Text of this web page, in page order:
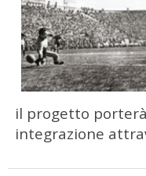
il progetto
integrazione